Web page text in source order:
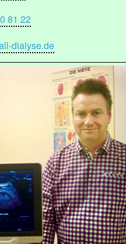
81 22
dialyse.de